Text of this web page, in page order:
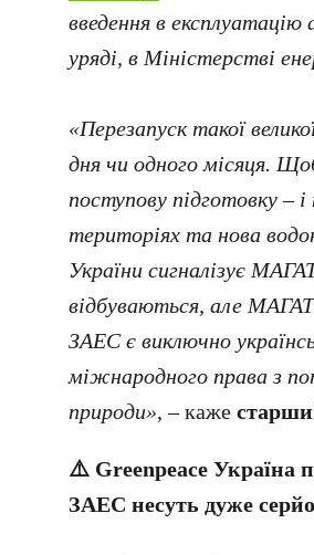
введення в
уряді, в Міністерстві
«Перезапуск такої
дня чи одного місяця.
поступову підготовку – і
територіях та нова
України сигналізує
відбуваються, але
ЗАЕС є виключно
міжнародного права з
природи», – каже
⚠️ Greenpeace Україна
ЗАЕС несуть дуже